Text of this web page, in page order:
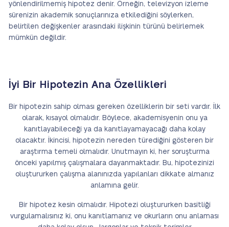
yönlendirilmemiş hipotez denir. Örneğin, televizyon izleme
sürenizin akademik sonuçlarınıza etkilediğini söylerken,
belirtilen değişkenler arasındaki ilişkinin türünü belirlemek
mümkün değildir.
İyi Bir Hipotezin Ana Özellikleri
Bir hipotezin sahip olması gereken özelliklerin bir seti vardır. İlk
olarak, kısayol olmalıdır. Böylece, akademisyenin onu ya
kanıtlayabileceği ya da kanıtlayamayacağı daha kolay
olacaktır. İkincisi, hipotezin nereden türediğini gösteren bir
araştırma temeli olmalıdır. Unutmayın ki, her soruşturma
önceki yapılmış çalışmalara dayanmaktadır. Bu, hipotezinizi
oluştururken çalışma alanınızda yapılanları dikkate almanız
anlamına gelir.
Bir hipotez kesin olmalıdır. Hipotezi oluştururken basitliği
vurgulamalısınız ki, onu kanıtlamanız ve okurların onu anlaması